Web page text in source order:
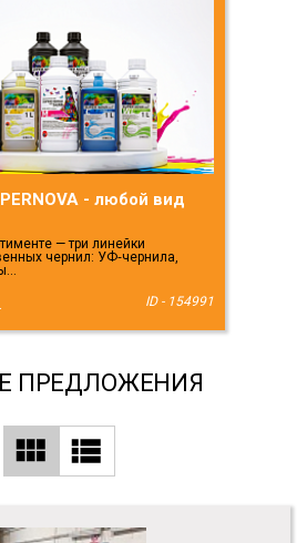
- любой вид
— три линейки
чернил: УФ‑чернила,
ID - 154991
ПРЕДЛОЖЕНИЯ